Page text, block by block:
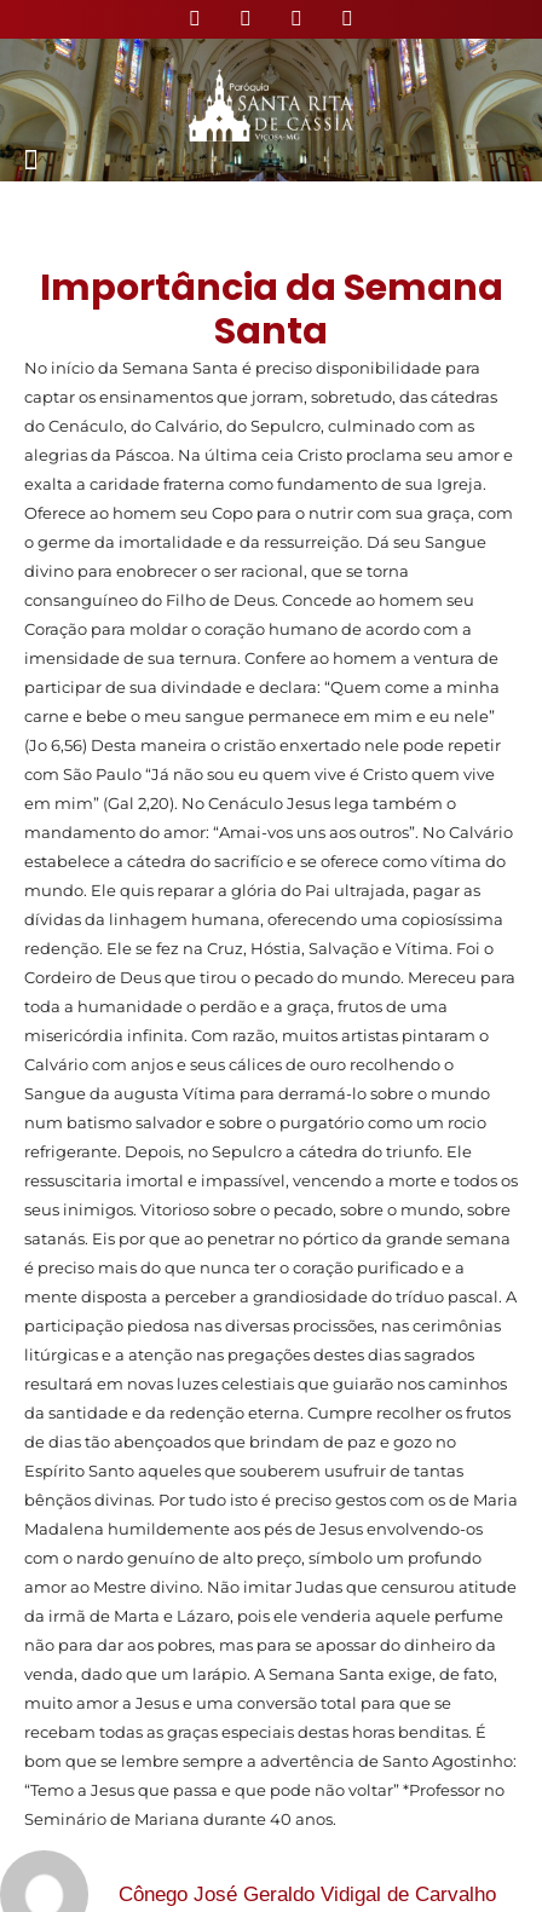
Importância da Semana
Santa
No início da Semana Santa é preciso disponibilidade para
captar os ensinamentos que jorram, sobretudo, das cátedras
do Cenáculo, do Calvário, do Sepulcro, culminado com as
alegrias da Páscoa. Na última ceia Cristo proclama seu amor e
exalta a caridade fraterna como fundamento de sua Igreja.
Oferece ao homem seu Copo para o nutrir com sua graça, com
o germe da imortalidade e da ressurreição. Dá seu Sangue
divino para enobrecer o ser racional, que se torna
consanguíneo do Filho de Deus. Concede ao homem seu
Coração para moldar o coração humano de acordo com a
imensidade de sua ternura. Confere ao homem a ventura de
participar de sua divindade e declara: “Quem come a minha
carne e bebe o meu sangue permanece em mim e eu nele”
(Jo 6,56) Desta maneira o cristão enxertado nele pode repetir
com São Paulo “Já não sou eu quem vive é Cristo quem vive
em mim” (Gal 2,20). No Cenáculo Jesus lega também o
mandamento do amor: “Amai-vos uns aos outros”. No Calvário
estabelece a cátedra do sacrifício e se oferece como vítima do
mundo. Ele quis reparar a glória do Pai ultrajada, pagar as
dívidas da linhagem humana, oferecendo uma copiosíssima
redenção. Ele se fez na Cruz, Hóstia, Salvação e Vítima. Foi o
Cordeiro de Deus que tirou o pecado do mundo. Mereceu para
toda a humanidade o perdão e a graça, frutos de uma
misericórdia infinita. Com razão, muitos artistas pintaram o
Calvário com anjos e seus cálices de ouro recolhendo o
Sangue da augusta Vítima para derramá-lo sobre o mundo
num batismo salvador e sobre o purgatório como um rocio
refrigerante. Depois, no Sepulcro a cátedra do triunfo. Ele
ressuscitaria imortal e impassível, vencendo a morte e todos os
seus inimigos. Vitorioso sobre o pecado, sobre o mundo, sobre
satanás. Eis por que ao penetrar no pórtico da grande semana
é preciso mais do que nunca ter o coração purificado e a
mente disposta a perceber a grandiosidade do tríduo pascal. A
participação piedosa nas diversas procissões, nas cerimônias
litúrgicas e a atenção nas pregações destes dias sagrados
resultará em novas luzes celestiais que guiarão nos caminhos
da santidade e da redenção eterna. Cumpre recolher os frutos
de dias tão abençoados que brindam de paz e gozo no
Espírito Santo aqueles que souberem usufruir de tantas
bênçãos divinas. Por tudo isto é preciso gestos com os de Maria
Madalena humildemente aos pés de Jesus envolvendo-os
com o nardo genuíno de alto preço, símbolo um profundo
amor ao Mestre divino. Não imitar Judas que censurou atitude
da irmã de Marta e Lázaro, pois ele venderia aquele perfume
não para dar aos pobres, mas para se apossar do dinheiro da
venda, dado que um larápio. A Semana Santa exige, de fato,
muito amor a Jesus e uma conversão total para que se
recebam todas as graças especiais destas horas benditas. É
bom que se lembre sempre a advertência de Santo Agostinho:
“Temo a Jesus que passa e que pode não voltar” *Professor no
Seminário de Mariana durante 40 anos.
Cônego José Geraldo Vidigal de Carvalho